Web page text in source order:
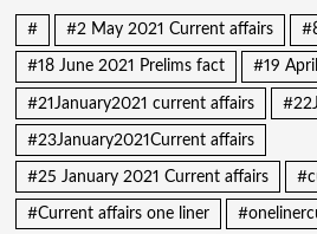
# #2 May 2021 Current affairs
#18 June 2021 Prelims fact #19
#21January2021 current affairs
#23January2021Current affairs
#25 January 2021 Current affairs
#Current affairs one liner